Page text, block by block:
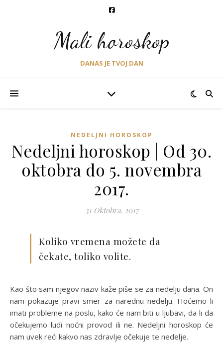
Mali horoskop
DANAS JE TVOJ DAN
NEDELJNI HOROSKOP
Nedeljni horoskop | Od 30.
oktobra do 5. novembra
2017.
31 Oktobra, 2017
Koliko vremena možete da
čekate, toliko volite.
Kao što sam njegov naziv kaže piše se za nedelju dana. On
nam pokazuje pravi smer za narednu nedelju. Hoćemo li
imati probleme na poslu, kako će nam biti u ljubavi, da li da
očekujemo ludi noćni provod ili ne. Nedeljni horoskop će
nam uvek reći kakvo nas zdravlje očekuje te nedelje.